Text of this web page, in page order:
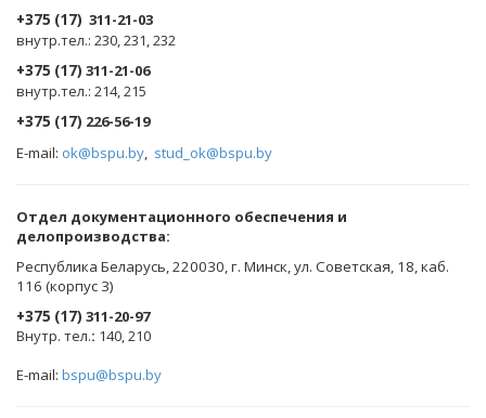
+375 (17) 311-21-03
внутр.тел.: 230, 231, 232
+375 (17) 311-21-06
внутр.тел.: 214, 215
+375 (17) 226-56-19
E-mail: ok@bspu.by, stud_ok@bspu.by
Oтдел документационного обеспечения и
делопроизводства:
Республика Беларусь, 220030, г. Минск, ул. Советская, 18, каб.
116 (корпус 3)
+375 (17) 311-20-97
Внутр. тел.: 140, 210
E-mail: bspu@bspu.by